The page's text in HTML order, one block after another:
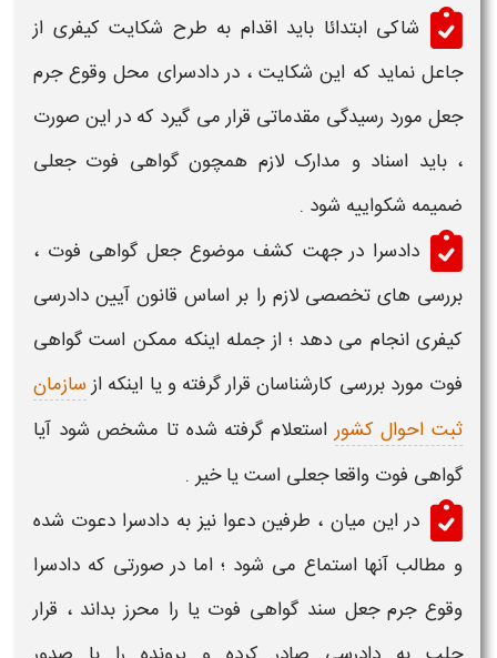
شاکی ابتدائا باید اقدام به طرح شکایت کیفری از
جاعلنماید که این شکایت ، در دادسرای محل وقوعجرم
جعل مورد رسیدگی مقدماتی قرار می گیرد که در این صورت
، باید اسناد و مدارک لازم همچونگواهی فوت جعلی
ضمیمه شکواییه شود .
دادسرا در جهت کشف موضوع جعل گواهی فوت ،
بررسی های تخصصی لازم را بر اساس قانون آیین دادرسی
کیفری انجام می دهد ؛ از جمله اینکه ممکن است گواهی
فوت مورد بررسی کارشناسان قرار گرفته و یا اینکه از سازمان
ثبت احوال کشور استعلام گرفته شده تا مشخص شود آیا
گواهی فوت واقعاجعلی است یا خیر .
در این میان ، طرفین دعوا نیز به دادسرا دعوت شده
و مطالب آنها استماع می شود ؛ اما در صورتی که دادسرا
وقوعجرم جعل سند گواهی فوت یا را محرز بداند ، قرار